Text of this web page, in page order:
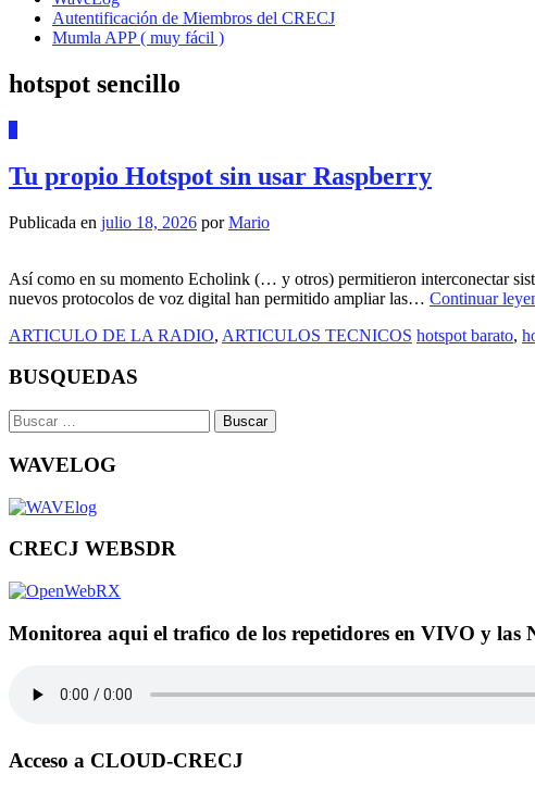
Autentificación de Miembros del CRECJ
Mumla APP ( muy fácil )
hotspot sencillo
Tu propio Hotspot sin usar Raspberry
Publicada en julio 18, 2026 porMario
Así como en su momento Echolink (… y otros) permitieron interconectar
nuevos protocolos de voz digital han permitido ampliar las… Continuar
ARTICULO DE LA RADIO, ARTICULOS TECNICOS hotspot barato,
BUSQUEDAS
Buscar:
WAVELOG
CRECJ WEBSDR
Monitorea aqui el trafico de los repetidores en VIVO y las
Acceso a CLOUD-CRECJ